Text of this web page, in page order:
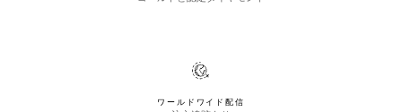
ワールドワイド配信